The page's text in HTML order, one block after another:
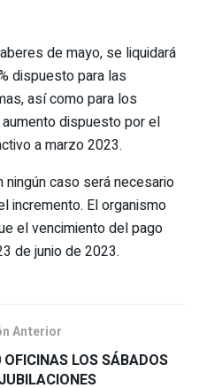
de mayo, se liquidará
dispuesto para las
así como para los
dispuesto por el
a marzo 2023.
caso será necesario
incremento. El organismo
el vencimiento del pago
de junio de 2023.
Anterior
LOS SÁBADOS